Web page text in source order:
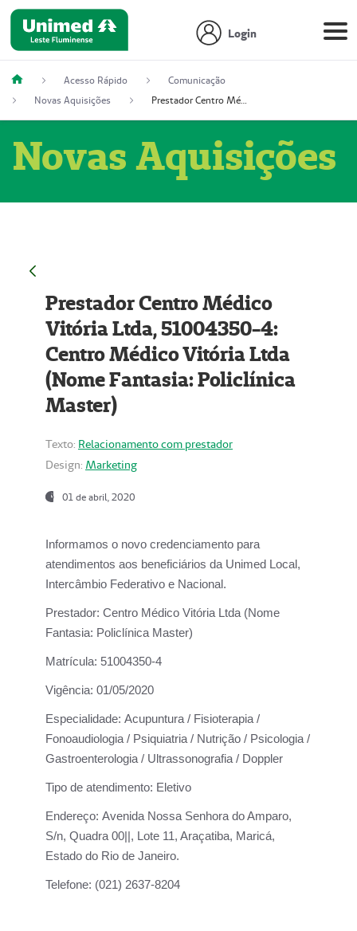
Login
Acesso Rápido
Comunicação
Novas Aquisições
Prestador Centro Médico Vitória Ltda, 51004350-4: Centro Médico Vitória Ltda (Nome Fantasia: Policlínica Master)
Novas Aquisições
Prestador Centro Médico
Vitória Ltda, 51004350-4:
Centro Médico Vitória Ltda
(Nome Fantasia: Policlínica
Master)
Texto: Relacionamento com prestador
Design: Marketing
01 de abril, 2020
Informamos o novo credenciamento para
atendimentos aos beneficiários da Unimed Local,
Intercâmbio Federativo e Nacional.
Prestador: Centro Médico Vitória Ltda (Nome
Fantasia: Policlínica Master)
Matrícula: 51004350-4
Vigência: 01/05/2020
Especialidade: Acupuntura / Fisioterapia /
Fonoaudiologia / Psiquiatria / Nutrição / Psicologia /
Gastroenterologia / Ultrassonografia / Doppler
Tipo de atendimento: Eletivo
Endereço: Avenida Nossa Senhora do Amparo,
S/n, Quadra 00||, Lote 11, Araçatiba, Maricá,
Estado do Rio de Janeiro.
Telefone: (021) 2637-8204